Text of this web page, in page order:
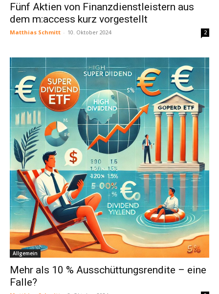
Fünf Aktien von Finanzdienstleistern aus
dem m:access kurz vorgestellt
Matthias Schmitt - 10. Oktober 2024 2
Allgemein
Mehr als 10 % Ausschüttungsrendite – eine
Falle?